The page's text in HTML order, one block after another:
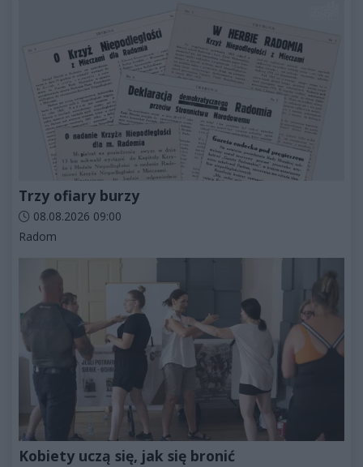
Trzy ofiary burzy
Data dodania artykułu:
08.08.2026 09:00
Kategorie artykułu:
Radom
Kobiety uczą się, jak się bronić